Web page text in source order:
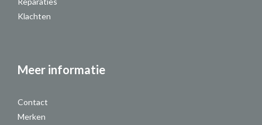
Klachten
Meer informatie
Contact
Merken